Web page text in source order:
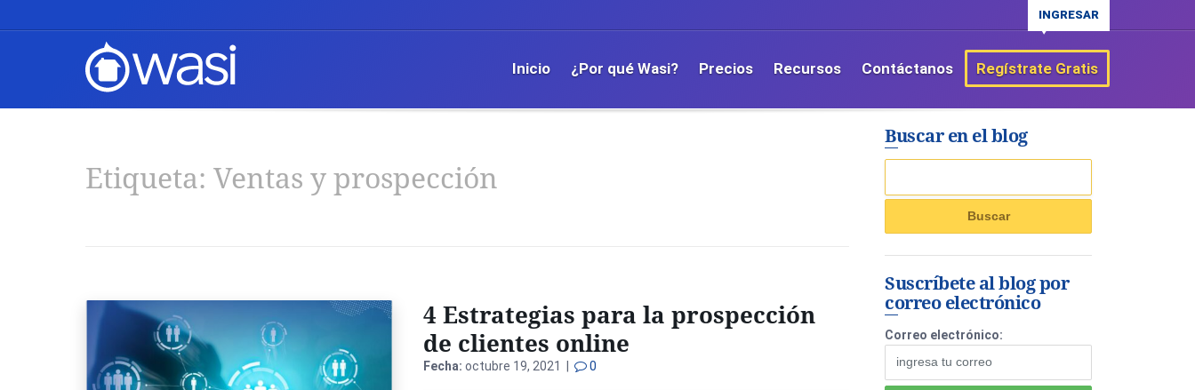
INGRESAR
Inicio ¿Por qué Wasi? Precios Recursos Contáctanos Regístrate Gratis
Etiqueta: Ventas y prospección
4 Estrategias para la prospección
de clientes online
Fecha: octubre 19, 2021 | 0
Buscar en el blog
Suscríbete al blog por
correo electrónico
Correo electrónico: